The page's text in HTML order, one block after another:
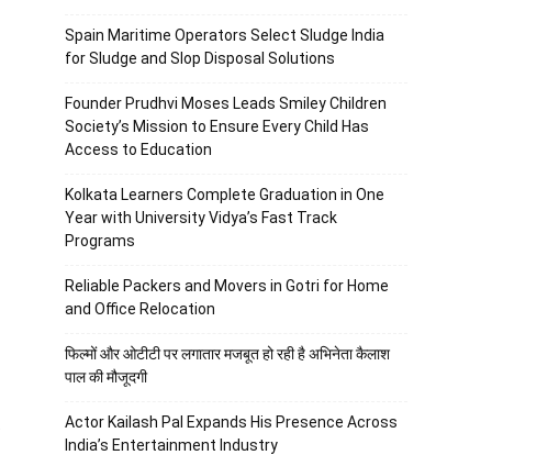
Spain Maritime Operators Select Sludge India
for Sludge and Slop Disposal Solutions
Founder Prudhvi Moses Leads Smiley Children
Society’s Mission to Ensure Every Child Has
Access to Education
Kolkata Learners Complete Graduation in One
Year with University Vidya’s Fast Track
Programs
Reliable Packers and Movers in Gotri for Home
and Office Relocation
फिल्मों और ओटीटी पर लगातार मजबूत हो रही है अभिनेता कैलाश
पाल की मौजूदगी
Actor Kailash Pal Expands His Presence Across
India’s Entertainment Industry